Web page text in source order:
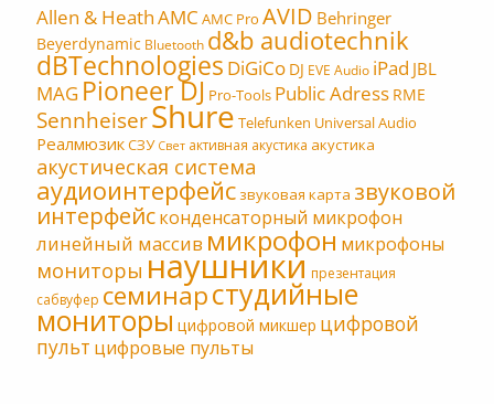
Allen & HeathAMC AMC Pro AVID Behringer
Beyerdynamic Bluetooth d&b audiotechnik
dBTechnologies DiGiCo DJ EVE Audio iPad JBL
MAG Pioneer DJ Pro-Tools Public Adress RME
SennheiserShure Telefunken Universal Audio
РеалмюзикСЗУ Свет активная акустика акустика
акустическая система
аудиоинтерфейс звуковая карта звуковой
интерфейсконденсаторный микрофон
линейный массив микрофон микрофоны
мониторы наушники презентация
сабвуфер семинарстудийные
мониторы цифровой микшер цифровой
пульт цифровые пульты